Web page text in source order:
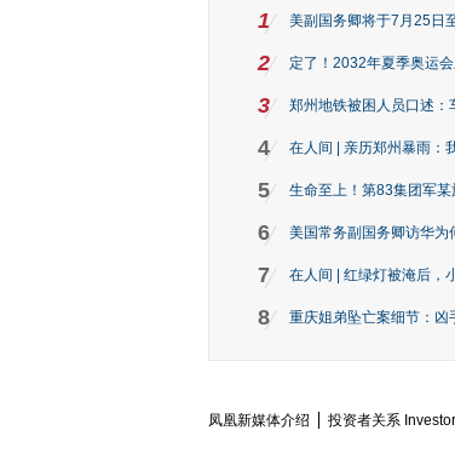
1 美副国务卿将于7月25日
2 定了！2032年夏季奥运
3 郑州地铁被困人员口述：
4 在人间 | 亲历郑州暴雨：
5 生命至上！第83集团军
6 美国常务副国务卿访华为
7 在人间 | 红绿灯被淹后，
8 重庆姐弟坠亡案细节：凶
凤凰新媒体介绍 投资者关系